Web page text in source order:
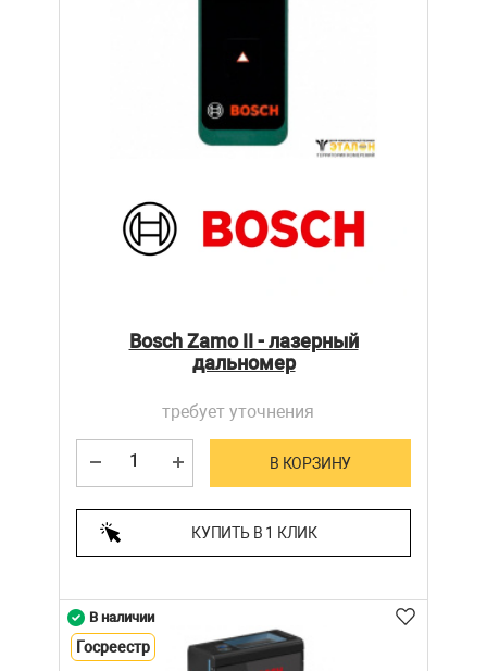
Bosch Zamo II - лазерный
дальномер
требует уточнения
В КОРЗИНУ
КУПИТЬ В 1 КЛИК
В наличии
Госреестр